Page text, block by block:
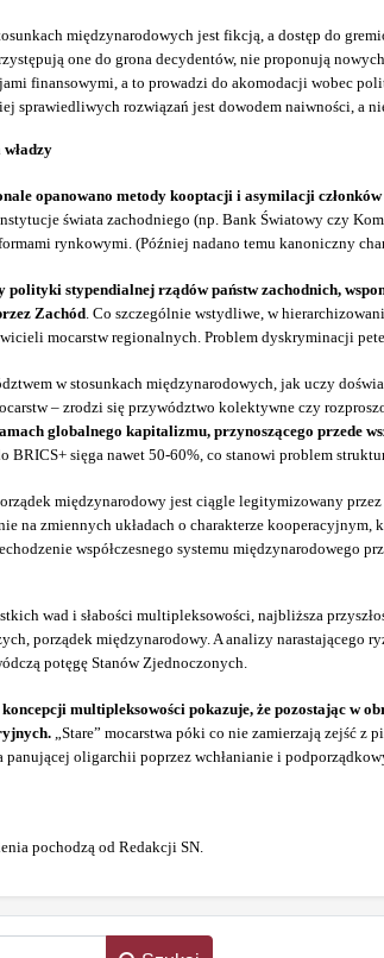
międzynarodowych jest fikcją, a dostęp do
one do grona decydentów, nie proponują
finansowymi, a to prowadzi do akomodacji wobec
sprawiedliwych rozwiązań jest dowodem naiwności, a
opanowano metody kooptacji i asymilacji
świata zachodniego (np. Bank Światowy czy
rynkowymi. (Później nadano temu kanoniczny
polityki stypendialnej rządów państw zachodnich,
Zachód . Co szczególnie wstydliwe, w
mocarstw regionalnych. Problem dyskryminacji
w stosunkach międzynarodowych, jak uczy
– zrodzi się przywództwo kolektywne czy
globalnego kapitalizmu, przynoszącego przede
BRICS+ sięga nawet 50-60%, co stanowi problem
międzynarodowy jest ciągle legitymizowany
na zmiennych układach o charakterze
współczesnego systemu międzynarodowego
wad i słabości multipleksowości, najbliższa
porządek międzynarodowy. A analizy
potęgę Stanów Zjednoczonych.
multipleksowości pokazuje, że pozostając w
„Stare” mocarstwa póki co nie zamierzają zejść
panującej oligarchii poprzez wchłanianie i
pochodzą od Redakcji SN.